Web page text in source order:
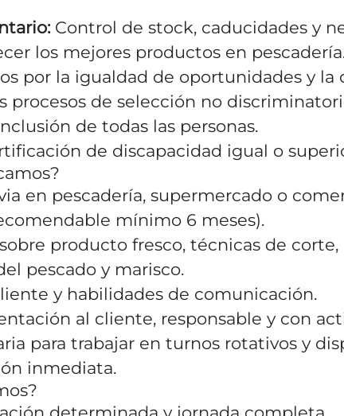
Control de stock, caducidades y
los mejores productos en
por la igualdad de oportunidades y la
procesos de selección no
de todas las personas.
de discapacidad igual o
en pescadería, supermercado o
mínimo 6 meses).
producto fresco, técnicas de
pescado y marisco.
y habilidades de comunicación.
al cliente, responsable y con
para trabajar en turnos rotativos y
inmediata.